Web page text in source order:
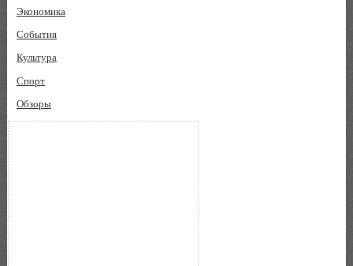
Экономика
События
Культура
Спорт
Обзоры